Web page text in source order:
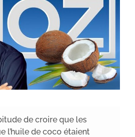
de croire que les
l’huile de coco étaient